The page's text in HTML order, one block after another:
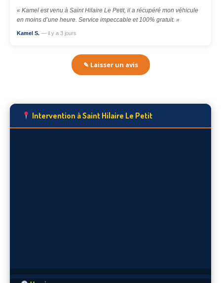
« Kamel est venu à Saint Hilaire Le Petit, il a récupéré mon véhicule
en moins d’une heure. Service impeccable et 100% gratuit. »
Kamel S. — il y a 3 jours
✎ Laisser un avis
Intervention à Saint Hilaire Le Petit